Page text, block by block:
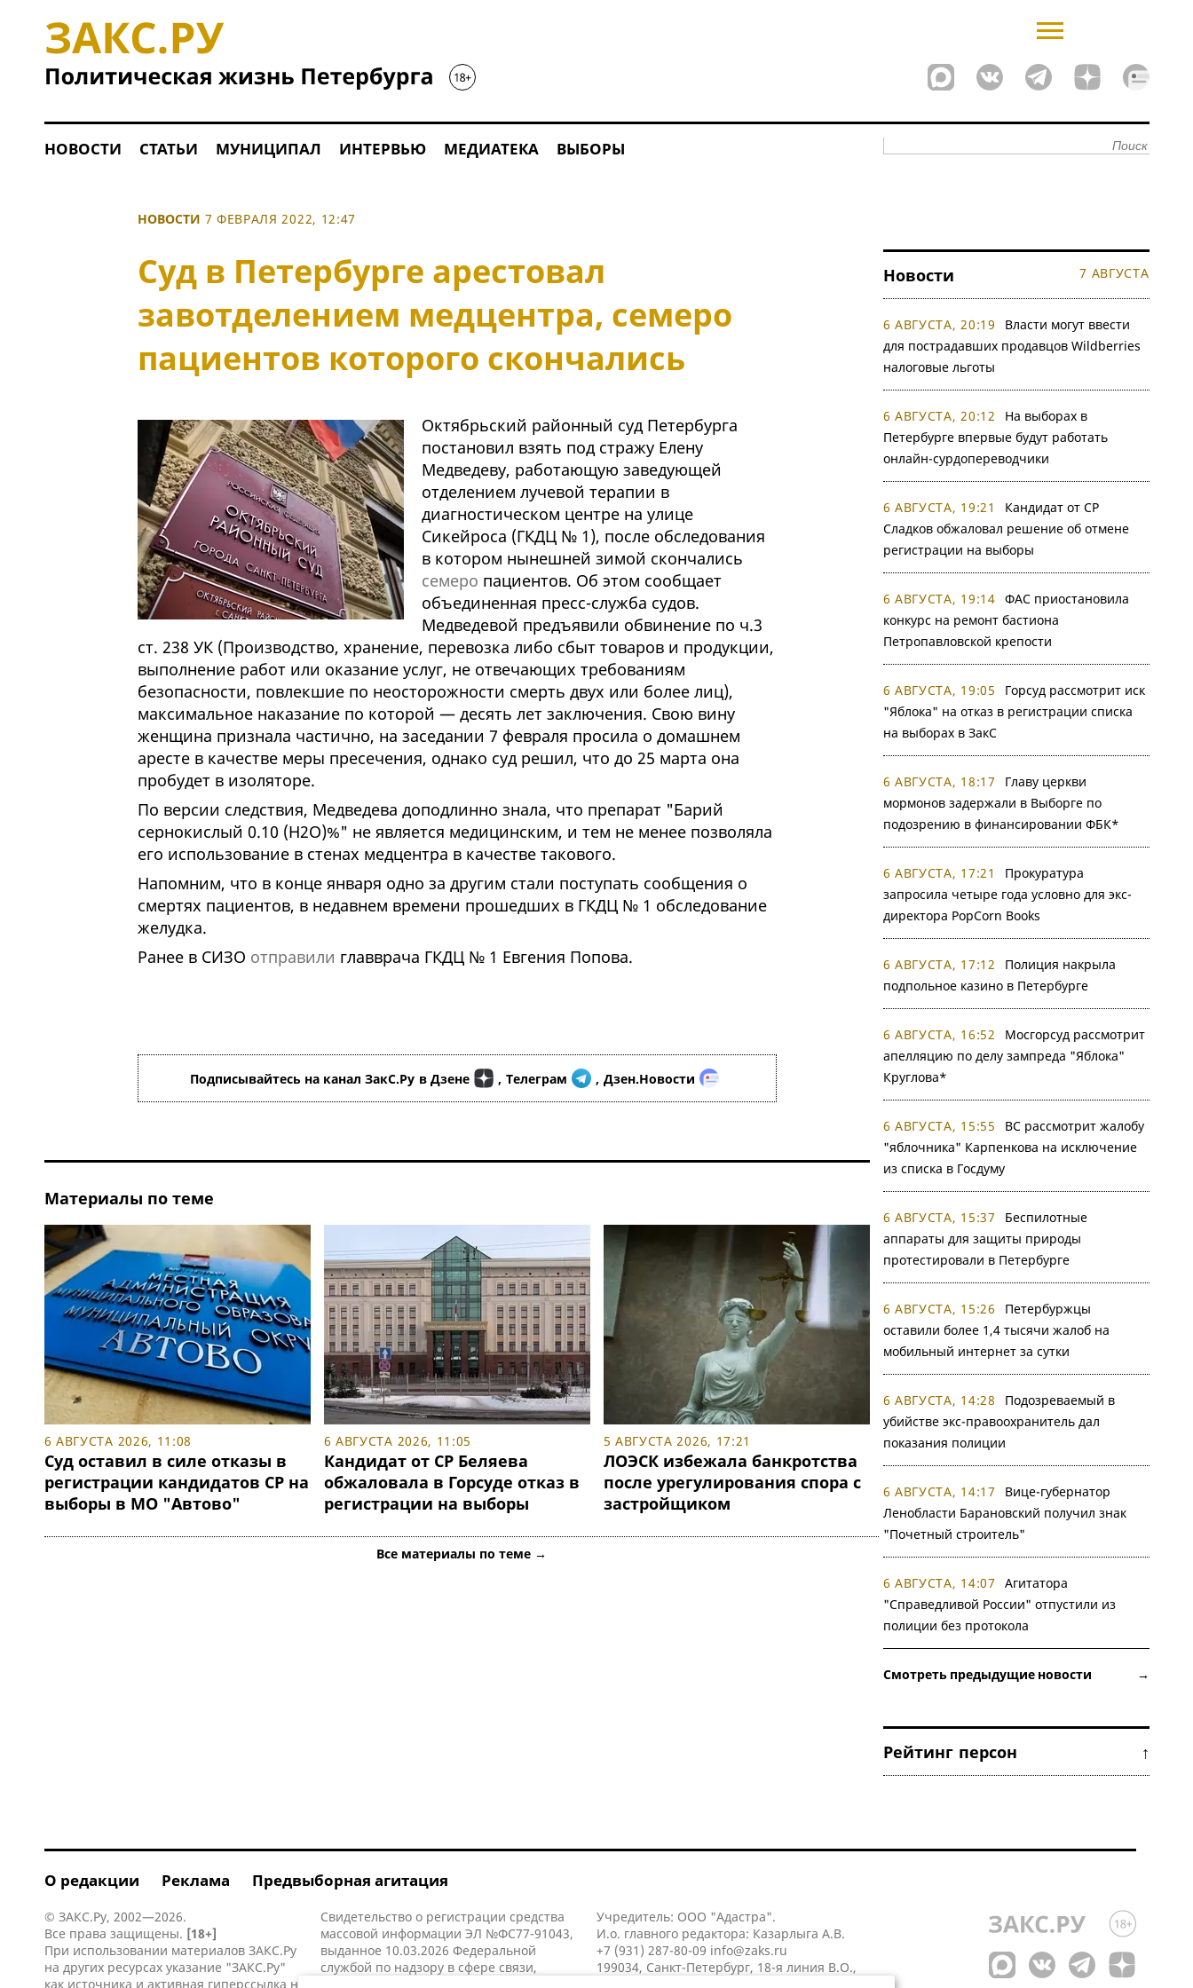
НОВОСТИ СТАТЬИ МУНИЦИПАЛ ИНТЕРВЬЮ МЕДИАТЕКА ВЫБОРЫ
НОВОСТИ 7 ФЕВРАЛЯ 2022, 12:47
Суд в Петербурге арестовал
завотделением медцентра, семеро
пациентов которого скончались
Октябрьский районный суд Петербурга
постановил взять под стражу Елену
Медведеву, работающую заведующей
отделением лучевой терапии в
диагностическом центре на улице
Сикейроса (ГКДЦ № 1), после обследования
в котором нынешней зимой скончались
семеро пациентов. Об этом сообщает
объединенная пресс-служба судов.
Медведевой предъявили обвинение по ч.3
ст. 238 УК (Производство, хранение, перевозка либо сбыт товаров и продукции,
выполнение работ или оказание услуг, не отвечающих требованиям
безопасности, повлекшие по неосторожности смерть двух или более лиц),
максимальное наказание по которой — десять лет заключения. Свою вину
женщина признала частично, на заседании 7 февраля просила о домашнем
аресте в качестве меры пресечения, однако суд решил, что до 25 марта она
пробудет в изоляторе.
По версии следствия, Медведева доподлинно знала, что препарат "Барий
сернокислый 0.10 (H2O)%" не является медицинским, и тем не менее позволяла
его использование в стенах медцентра в качестве такового.
Напомним, что в конце января одно за другим стали поступать сообщения о
смертях пациентов, в недавнем времени прошедших в ГКДЦ № 1 обследование
желудка.
Ранее в СИЗО отправили главврача ГКДЦ № 1 Евгения Попова.
Подписывайтесь на канал ЗакС.Ру в Дзене , Телеграм , Дзен.Новости
Материалы по теме
6 АВГУСТА 2026, 11:08
Суд оставил в силе отказы в
регистрации кандидатов СР на
выборы в МО "Автово"
6 АВГУСТА 2026, 11:05
Кандидат от СР Беляева
обжаловала в Горсуде отказ в
регистрации на выборы
5 АВГУСТА 2026, 17:21
ЛОЭСК избежала банкротства
после урегулирования спора с
застройщиком
Все материалы по теме →
Новости 7 АВГУСТА
6 АВГУСТА, 20:19
Власти могут ввести
для пострадавших продавцов Wildberries
налоговые льготы
6 АВГУСТА, 20:12
На выборах в
Петербурге впервые будут работать
онлайн-сурдопереводчики
6 АВГУСТА, 19:21
Кандидат от СР
Сладков обжаловал решение об отмене
регистрации на выборы
6 АВГУСТА, 19:14 ФАС приостановила
конкурс на ремонт бастиона
Петропавловской крепости
6 АВГУСТА, 19:05
Горсуд рассмотрит иск
"Яблока" на отказ в регистрации списка
на выборах в ЗакС
6 АВГУСТА, 18:17
Главу церкви
мормонов задержали в Выборге по
подозрению в финансировании ФБК*
6 АВГУСТА, 17:21
Прокуратура
запросила четыре года условно для экс-
директора PopCorn Books
6 АВГУСТА, 17:12
Полиция накрыла
подпольное казино в Петербурге
6 АВГУСТА, 16:52
Мосгорсуд рассмотрит
апелляцию по делу зампреда "Яблока"
Круглова*
6 АВГУСТА, 15:55
ВС рассмотрит жалобу
"яблочника" Карпенкова на исключение
из списка в Госдуму
6 АВГУСТА, 15:37
Беспилотные
аппараты для защиты природы
протестировали в Петербурге
6 АВГУСТА, 15:26
Петербуржцы
оставили более 1,4 тысячи жалоб на
мобильный интернет за сутки
6 АВГУСТА, 14:28
Подозреваемый в
убийстве экс-правоохранитель дал
показания полиции
6 АВГУСТА, 14:17
Вице-губернатор
Ленобласти Барановский получил знак
"Почетный строитель"
6 АВГУСТА, 14:07
Агитатора
"Справедливой России" отпустили из
полиции без протокола
Смотреть предыдущие новости →
Рейтинг персон ↑
О редакции Реклама Предвыборная агитация
© ЗАКС.Ру, 2002—2026.
Все права защищены. [18+]
При использовании материалов ЗАКС.Ру
на других ресурсах указание "ЗАКС.Ру"
как источника и активная гиперссылка на
Свидетельство о регистрации средства
массовой информации ЭЛ №ФС77-91043,
выданное 10.03.2026 Федеральной
службой по надзору в сфере связи,
Учредитель: ООО "Адастра".
И.о. главного редактора: Казарлыга А.В.
+7 (931) 287-80-09 info@zaks.ru
199034, Санкт-Петербург, 18-я линия В.О.,